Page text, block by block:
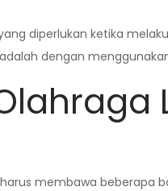
diperlukan ketika
dengan
membawa